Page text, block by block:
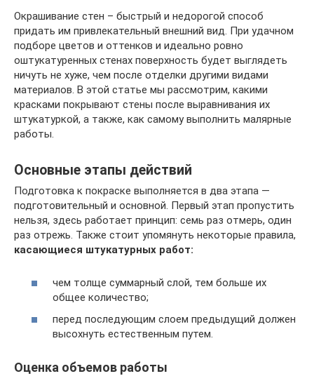
Окрашивание стен – быстрый и недорогой способ
придать им привлекательный внешний вид. При удачном
подборе цветов и оттенков и идеально ровно
оштукатуренных стенах поверхность будет выглядеть
ничуть не хуже, чем после отделки другими видами
материалов. В этой статье мы рассмотрим, какими
красками покрывают стены после выравнивания их
штукатуркой, а также, как самому выполнить малярные
работы.
Основные этапы действий
Подготовка к покраске выполняется в два этапа —
подготовительный и основной. Первый этап пропустить
нельзя, здесь работает принцип: семь раз отмерь, один
раз отрежь. Также стоит упомянуть некоторые правила,
касающиеся штукатурных работ:
чем толще суммарный слой, тем больше их
общее количество;
перед последующим слоем предыдущий должен
высохнуть естественным путем.
Оценка объемов работы